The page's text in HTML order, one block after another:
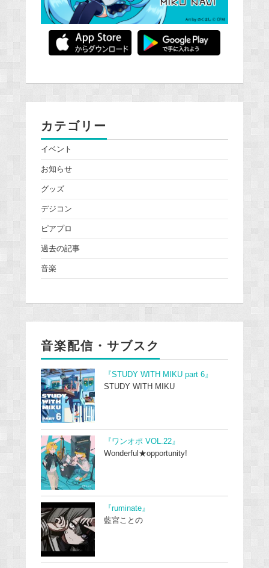
カテゴリー
イベント
お知らせ
グッズ
デジコン
ピアプロ
過去の記事
音楽
音楽配信・サブスク
『STUDY WITH MIKU part 6』
STUDY WITH MIKU
『ワンオポ VOL.22』
Wonderful★opportunity!
『ruminate』
藍宮ことの